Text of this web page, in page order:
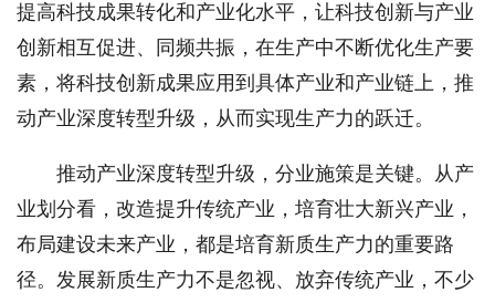
提高科技成果转化和产业化水平，让科技创新与产业
创新相互促进、同频共振，在生产中不断优化生产要
素，将科技创新成果应用到具体产业和产业链上，推
动产业深度转型升级，从而实现生产力的跃迁。
推动产业深度转型升级，分业施策是关键。从产
业划分看，改造提升传统产业，培育壮大新兴产业，
布局建设未来产业，都是培育新质生产力的重要路
径。发展新质生产力不是忽视、放弃传统产业，不少